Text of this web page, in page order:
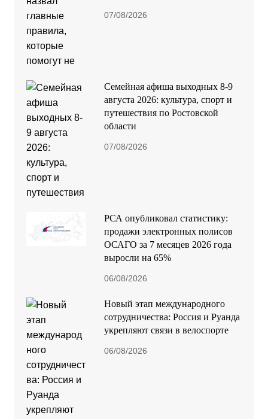
07/08/2026
Семейная афиша выходных 8-9
августа 2026: культура, спорт и
путешествия по Ростовской
области
07/08/2026
РСА опубликовал статистику:
продажи электронных полисов
ОСАГО за 7 месяцев 2026 года
выросли на 65%
06/08/2026
Новый этап международного
сотрудничества: Россия и Руанда
укрепляют связи в велоспорте
06/08/2026